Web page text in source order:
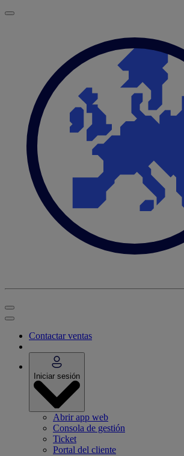
Contactar ventas
Iniciar sesión
Abrir app web
Consola de gestión
Ticket
Portal del cliente